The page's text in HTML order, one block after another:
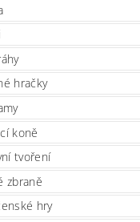
hračky
koně
tvoření
zbraně
hry